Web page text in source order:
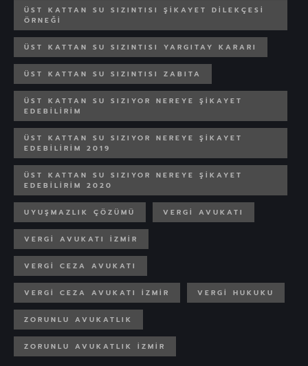
ÜST KATTAN SU SIZINTISI ŞIKAYET DILEKÇESI
ÖRNEĞI
ÜST KATTAN SU SIZINTISI YARGITAY KARARI
ÜST KATTAN SU SIZINTISI ZABITA
ÜST KATTAN SU SIZIYOR NEREYE ŞIKAYET
EDEBILIRIM
ÜST KATTAN SU SIZIYOR NEREYE ŞIKAYET
EDEBILIRIM 2019
ÜST KATTAN SU SIZIYOR NEREYE ŞIKAYET
EDEBILIRIM 2020
UYUŞMAZLIK ÇÖZÜMÜ VERGI AVUKATI
VERGI AVUKATI IZMIR
VERGI CEZA AVUKATI
VERGI CEZA AVUKATI IZMIR VERGI HUKUKU
ZORUNLU AVUKATLIK
ZORUNLU AVUKATLIK IZMIR